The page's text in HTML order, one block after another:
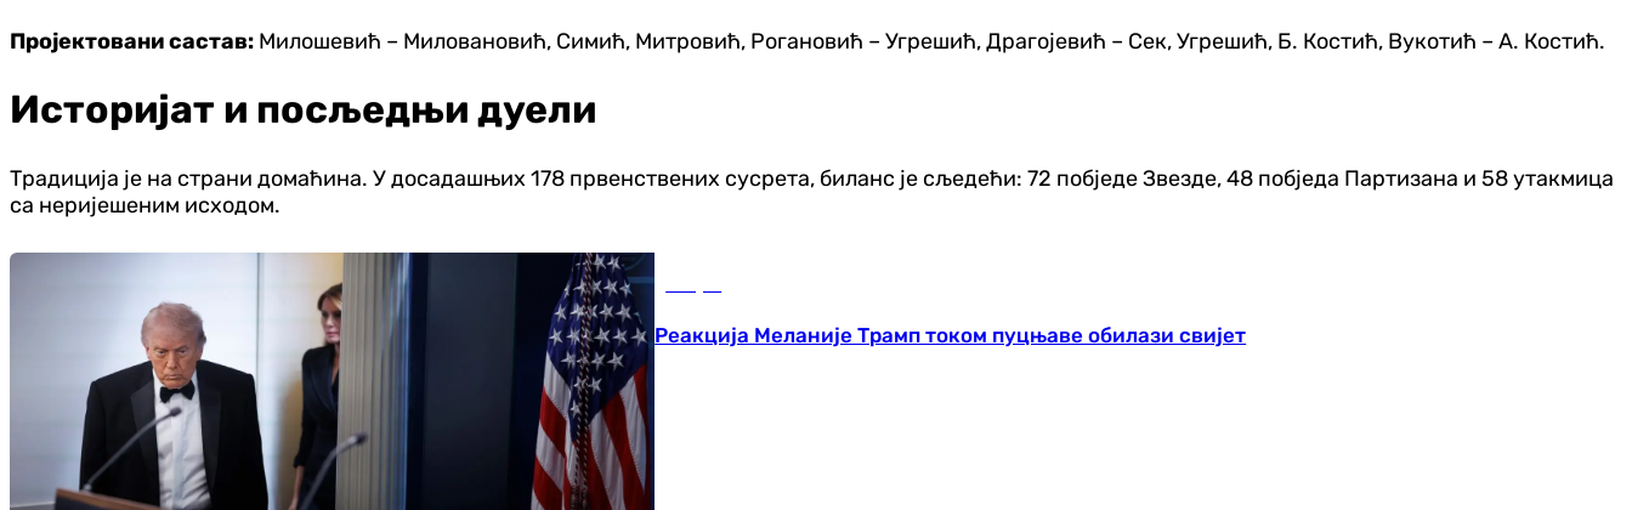
Пројектовани састав: Милошевић – Миловановић, Симић, Митровић, Рогановић – Угрешић, Драгојевић – Сек, Угрешић, Б. Костић, Вукотић – А. Костић.
Историјат и посљедњи дуели
Традиција је на страни домаћина. У досадашњих 178 првенствених сусрета, биланс је сљедећи: 72 побједе Звезде, 48 побједа Партизана и 58 утакмица
са неријешеним исходом.
Реакција Меланије Трамп током пуцњаве обилази свијет